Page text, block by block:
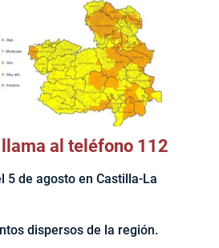
al teléfono 112
5 de agosto en Castilla-La
dispersos de la región.